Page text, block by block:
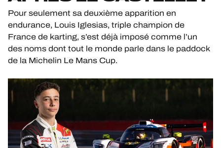
PARTICIPANTS
JEU OFFICIEL
HOSPITALITÉS
BILLETTERIE
Pour seulement sa deuxième apparition en
endurance, Louis Iglesias, triple champion de
France de karting, s’est déjà imposé comme l’un
des noms dont tout le monde parle dans le paddock
de la Michelin Le Mans Cup.